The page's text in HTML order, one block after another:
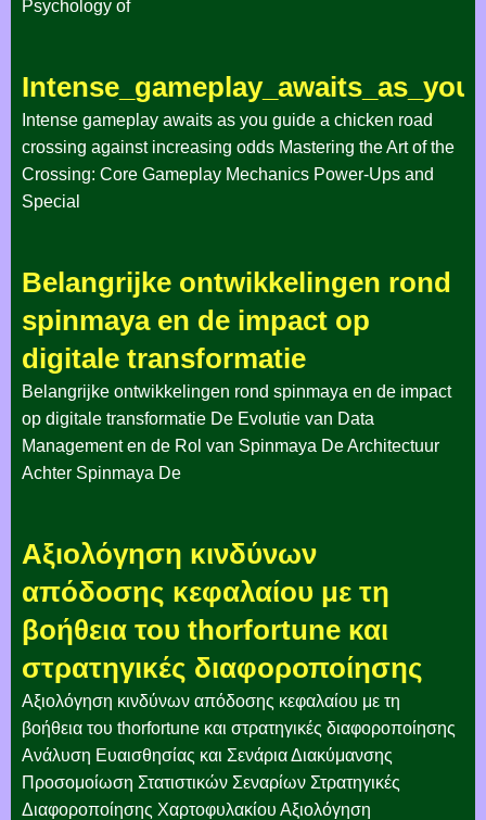
Psychology of
Intense gameplay awaits as you guide a chicken road
crossing against increasing odds Mastering the Art of the
Crossing: Core Gameplay Mechanics Power-Ups and
Special
Belangrijke ontwikkelingen rond
spinmaya en de impact op
digitale transformatie
Belangrijke ontwikkelingen rond spinmaya en de impact
op digitale transformatie De Evolutie van Data
Management en de Rol van Spinmaya De Architectuur
Achter Spinmaya De
Αξιολόγηση κινδύνων
απόδοσης κεφαλαίου με τη
βοήθεια του thorfortune και
στρατηγικές διαφοροποίησης
Αξιολόγηση κινδύνων απόδοσης κεφαλαίου με τη
βοήθεια του thorfortune και στρατηγικές διαφοροποίησης
Ανάλυση Ευαισθησίας και Σενάρια Διακύμανσης
Προσομοίωση Στατιστικών Σεναρίων Στρατηγικές
Διαφοροποίησης Χαρτοφυλακίου Αξιολόγηση